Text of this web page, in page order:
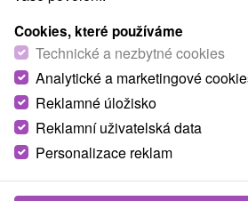
Turistický region
Stredné Slovensko, Turiec, Veľká
Slovensko, Žilinský kraj, Turčianska
Našli jste chybu nebo nám chcete
Cookies, které používáme
Technické a nezbytné cookies
Analytické a marketingové
Reklamné úložisko
Reklamní uživatelská data
Personalizace reklam